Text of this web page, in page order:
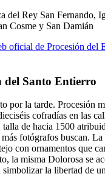
del Rey San Fernando,
Cosme y San Damián
oficial de Procesión del
del Santo Entierro
por la tarde. Procesión
cofradías en las
de hacia 1500
fotógrafos buscan.
con ornamentos que
la misma Dolorosa se
simbolizar la libertad de